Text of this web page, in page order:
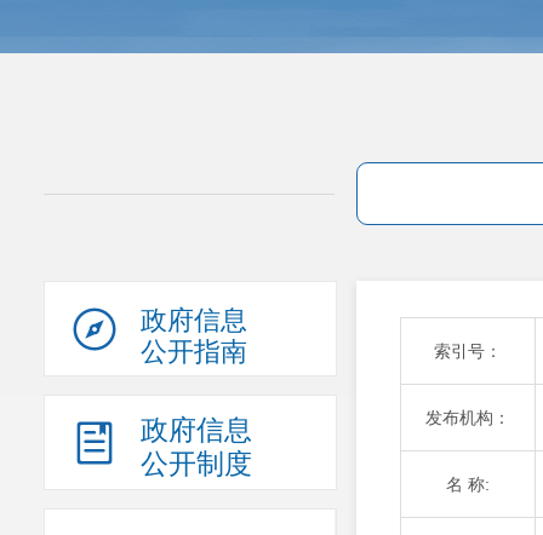
政府信息
公开指南
政府信息
公开制度
索引号：
发布机构：
名 称: